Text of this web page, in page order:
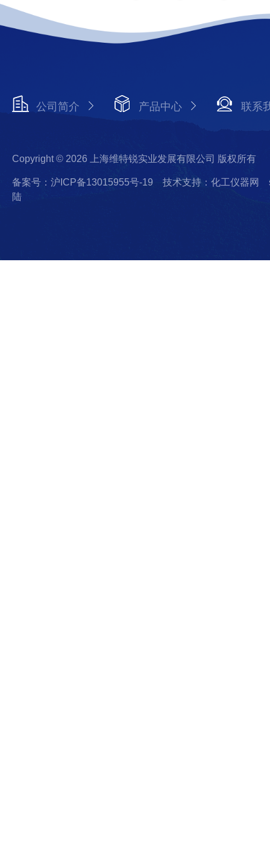
公司简介 产品中心 联系
Copyright © 2026 上海维特锐实业发展有限公司 版权所有
备案号：沪ICP备13015955号-19 技术支持：化工仪器网
陆